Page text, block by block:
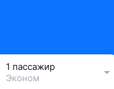
1 пассажир
Эконом